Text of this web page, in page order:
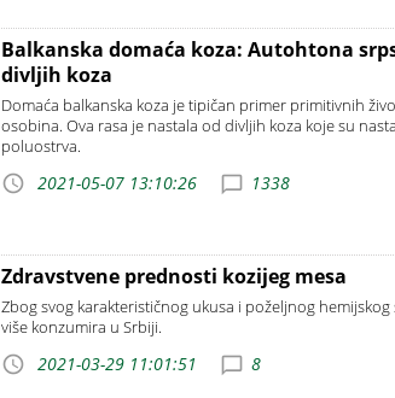
Balkanska domaća koza: Autohtona
divljih koza
Domaća balkanska koza je tipičan primer primitivnih
osobina. Ova rasa je nastala od divljih koza koje su
poluostrva.
2021-05-07 13:10:26 1338
Zdravstvene prednosti kozijeg mesa
Zbog svog karakterističnog ukusa i poželjnog hemijskog
više konzumira u Srbiji.
2021-03-29 11:01:51 8